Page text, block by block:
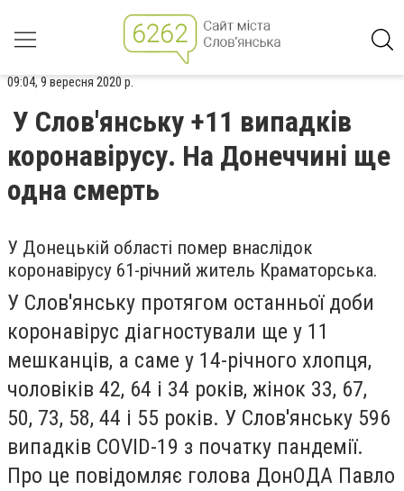
09:04, 9 вересня 2020 р.
У Слов'янську +11 випадків
коронавірусу. На Донеччині ще
одна смерть
У Донецькій області помер внаслідок
коронавірусу 61-річний житель Краматорська.
У Слов'янську протягом останньої доби
коронавірус діагностували ще у 11
мешканців, а саме у 14-річного хлопця,
чоловіків 42, 64 і 34 років, жінок 33, 67,
50, 73, 58, 44 і 55 років. У Слов'янську 596
випадків COVID-19 з початку пандемії.
Про це повідомляє голова ДонОДА Павло